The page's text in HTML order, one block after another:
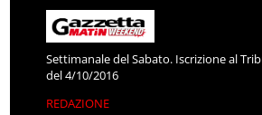
Settimanale del Sabato. Iscrizione al
del 4/10/2016
REDAZIONE